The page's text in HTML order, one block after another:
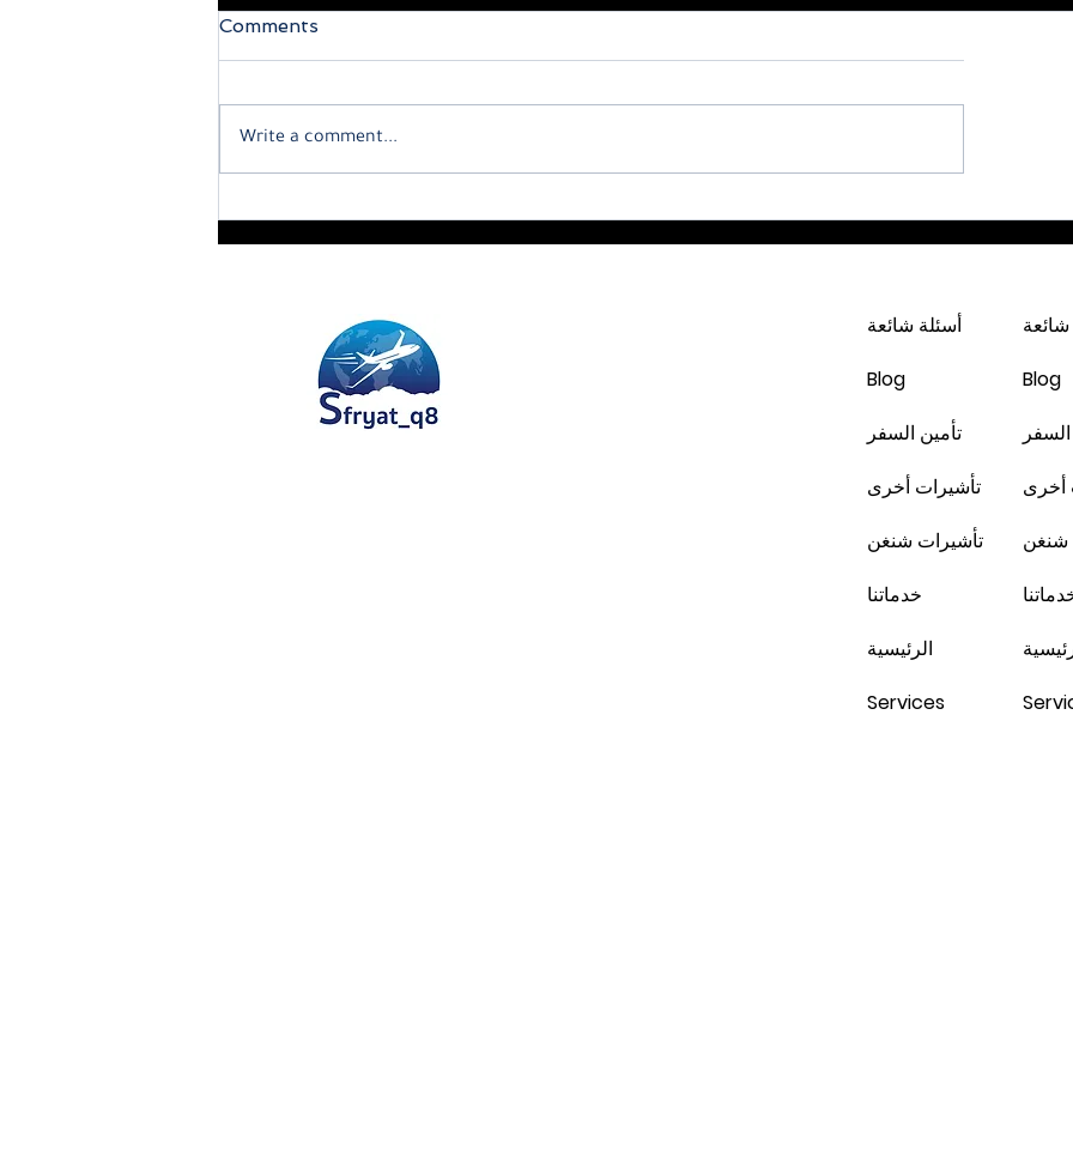
Comments
Write a comment...
أسئلة شائعة
Blog
تأمين السفر
تأشيرات أخرى
تأشيرات شنغن
خدماتنا
الرئيسية
Services
Blog
أخرى
شنغن